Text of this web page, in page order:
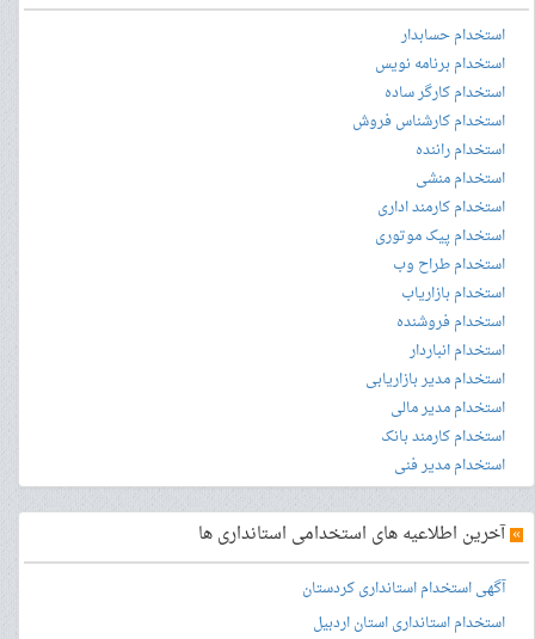
استخدام حسابدار
استخدام برنامه نویس
استخدام کارگر ساده
استخدام کارشناس فروش
استخدام راننده
استخدام منشی
استخدام کارمند اداری
استخدام پیک موتوری
استخدام طراح وب
استخدام بازاریاب
استخدام فروشنده
استخدام انباردار
استخدام مدیر بازاریابی
استخدام مدیر مالی
استخدام کارمند بانک
استخدام مدیر فنی
»آخرین اطلاعیه های استخدامی استانداری ها
آگهی استخدام استانداری کردستان
استخدام استانداری استان اردبیل